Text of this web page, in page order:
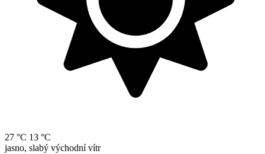
27 °C 13 °C
jasno, slabý východní vítr